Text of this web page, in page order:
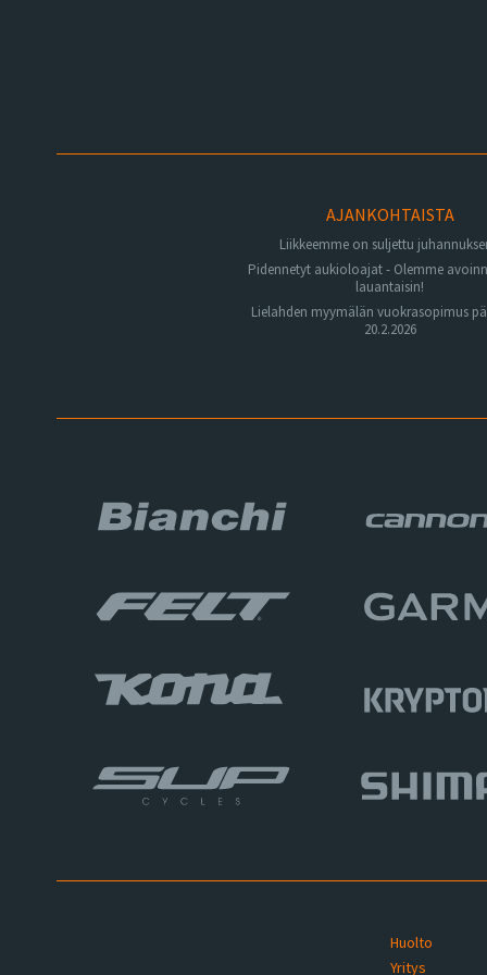
AJANKOHTAISTA
Liikkeemme on suljettu
Pidennetyt aukioloajat - Olemme
lauantaisin!
Lielahden myymälän vuokrasopimus
20.2.2026
Huolto
Yritys